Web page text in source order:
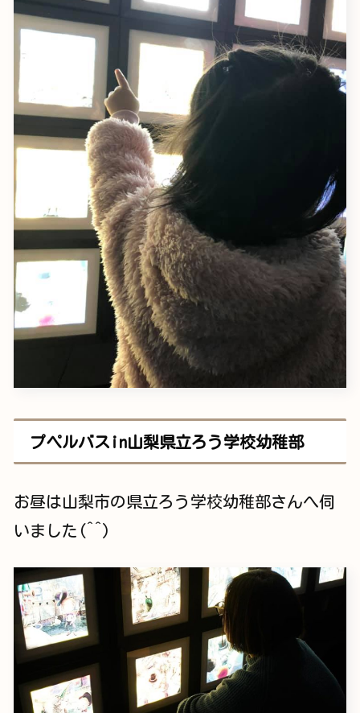
プペルバスin山梨県立ろう学校幼稚部
お昼は山梨市の県立ろう学校幼稚部さんへ伺
いました(^^)